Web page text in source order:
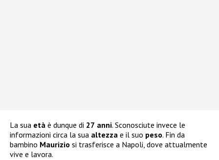
La sua età è dunque di 27 anni. Sconosciute invece le
informazioni circa la sua altezza e il suo peso. Fin da
bambino Maurizio si trasferisce a Napoli, dove attualmente
vive e lavora.